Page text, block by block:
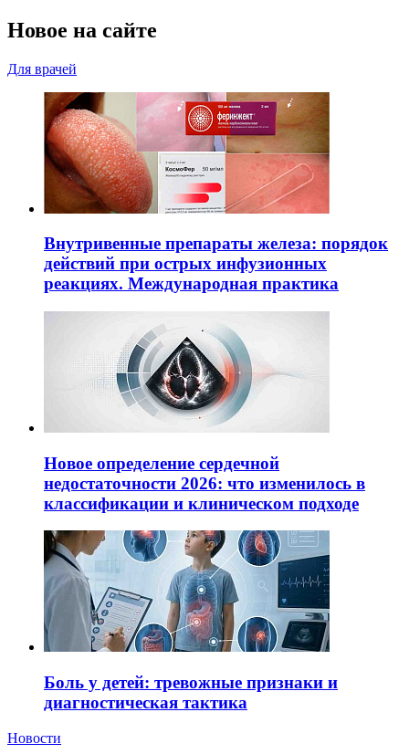
Новое на сайте
Для врачей
Внутривенные препараты железа: порядок
действий при острых инфузионных
реакциях. Международная практика
Новое определение сердечной
недостаточности 2026: что изменилось в
классификации и клиническом подходе
Боль у детей: тревожные признаки и
диагностическая тактика
Новости